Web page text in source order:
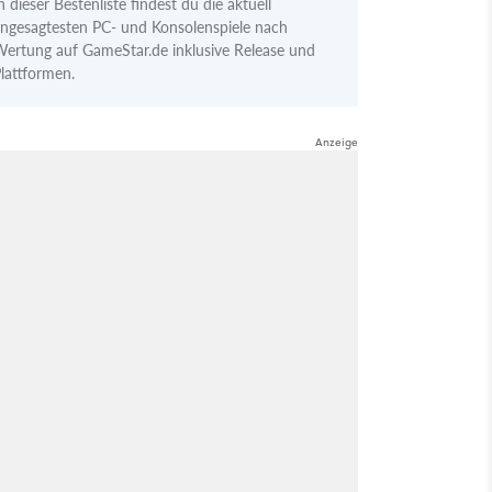
PC- und Konsolenspiele nach
auf GameStar.de inklusive Release und